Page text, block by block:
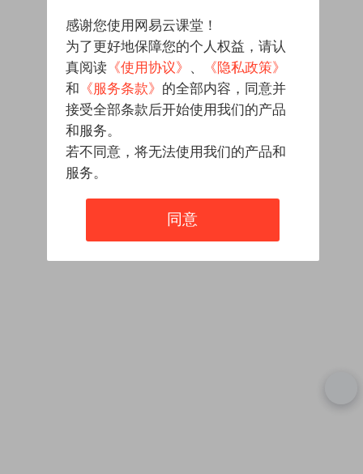
感谢您使用网易云课堂！
为了更好地保障您的个人权益，请认
真阅读 《使用协议》 、
《隐私政策》
和 《服务条款》 的全部内容，同意并
接受全部条款后开始使用我们的产品
和服务。
若不同意，将无法使用我们的产品和
服务。
同意